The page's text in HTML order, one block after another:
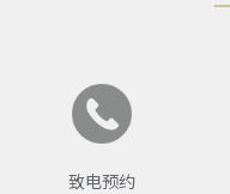
致电预约